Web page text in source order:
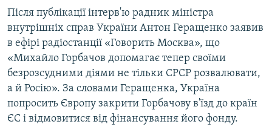
Після публікації інтерв'ю радник міністра
внутрішніх справ України Антон Геращенко заявив
в ефірі радіостанції «Говорить Москва», що
«Михайло Горбачов допомагає тепер своїми
безрозсудними діями не тільки СРСР розвалювати,
а й Росію». За словами Геращенка, Україна
попросить Європу закрити Горбачову в'їзд до країн
ЄС і відмовитися від фінансування його фонду.